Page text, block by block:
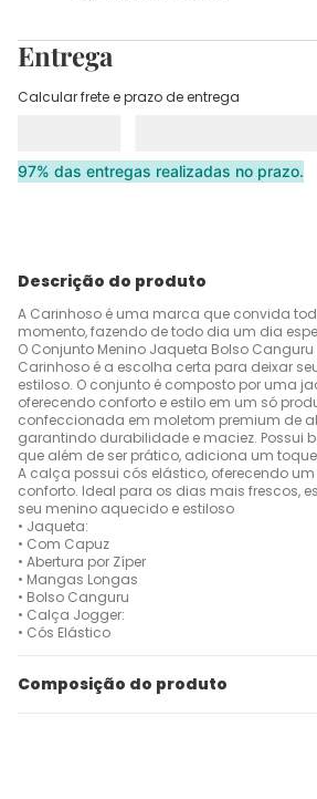
Entrega
Calcular frete e prazo de entrega
97% das entregas realizadas no prazo.
Descrição do produto
A Carinhoso é uma marca que convida
momento, fazendo de todo dia um dia
O Conjunto Menino Jaqueta Bolso
Carinhoso é a escolha certa para deixar
estiloso. O conjunto é composto por uma
oferecendo conforto e estilo em um só
confeccionada em moletom premium de
garantindo durabilidade e maciez. Possui
que além de ser prático, adiciona um
A calça possui cós elástico, oferecendo um
conforto. Ideal para os dias mais frescos,
seu menino aquecido e estiloso
• Jaqueta:
• Com Capuz
• Abertura por Zíper
• Mangas Longas
• Bolso Canguru
• Calça Jogger:
• Cós Elástico
Composição do produto